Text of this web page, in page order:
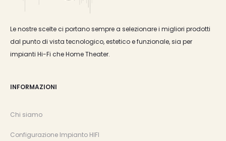
Le nostre scelte ci portano sempre a selezionare i migliori prodotti
dal punto di vista tecnologico, estetico e funzionale, sia per
impianti Hi-Fi che Home Theater.
INFORMAZIONI
Chi siamo
Configurazione Impianto HIFI